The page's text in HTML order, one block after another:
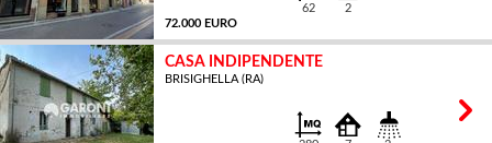
72.000 EURO
62 2
CASA INDIPENDENTE
BRISIGHELLA (RA)